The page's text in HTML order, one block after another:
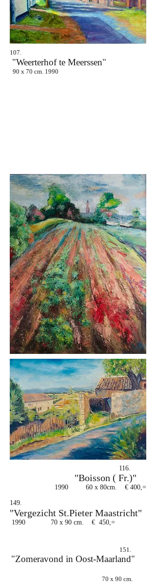
107.
"Weerterhof te Meerssen"
90 x 70 cm. 1990
116.
"Boisson ( Fr.)"
1990 60 x 80cm. € 400,=
149.
"Vergezicht St.Pieter Maastricht"
1990 70 x 90 cm. € 450,=
151.
"Zomeravond in Oost-Maarland"
70 x 90 cm.